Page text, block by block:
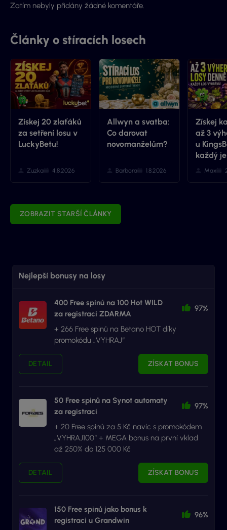
Zatím nebyly přidány žádné komentáře.
Články o stíracích losech
Získej 20 zlaťáků
za setření losu v
LuckyBetu!
Zuzka 4.8.2026
Allwyn a svatba:
Co darovat
novomanželům?
Barbora 1.8.2026
Získej
až 3
u
každý
Max
ZOBRAZIT STARŠÍ ČLÁNKY
Nejlepší bonusy na losy
400 Free spinů na 100 Hot WILD
za registraci ZDARMA
97%
+ 266 Free spinů na Betano HOT díky
promokódu „VYHRAJ“
DETAIL ZÍSKAT BONUS
50 Free spinů na Synot automaty
za registraci
97%
+ 20 Free spinů za 5 Kč navíc s promokódem
„VYHRAJ100“ + MEGA bonus na první vklad
až 250% do 125 000 Kč
DETAIL ZÍSKAT BONUS
150 Free spinů jako bonus k
registraci u Grandwin
96%